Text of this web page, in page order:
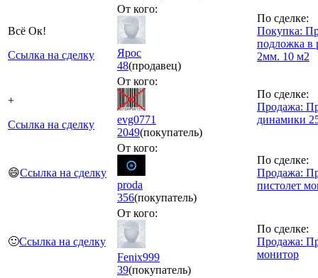
Всё Ок!
Ссылка на сделку
От кого:
Ярос
48(продавец)
По сделке:
Покупка:
подложка в
2мм. 10 м2
+
Ссылка на сделку
От кого:
evg0771
2049(покупатель)
По сделке:
Продажа:
динамики
😄Ссылка на сделку
От кого:
proda
356(покупатель)
По сделке:
Продажа:
пистолет
🙂Ссылка на сделку
От кого:
Fenix999
39(покупатель)
По сделке:
Продажа:
монитор